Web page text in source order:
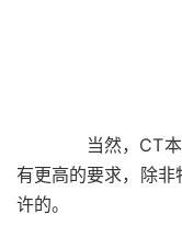
当然，CT
有更高的要求，除非
许的。